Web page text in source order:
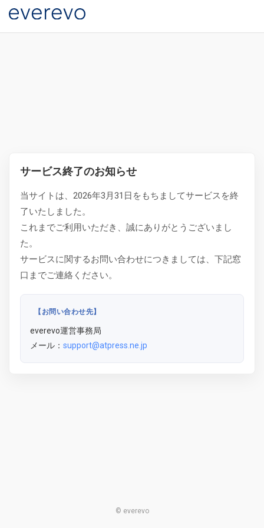
サービス終了のお知らせ
当サイトは、2026年3月31日をもちましてサービスを終
了いたしました。
これまでご利用いただき、誠にありがとうございまし
た。
サービスに関するお問い合わせにつきましては、下記窓
口までご連絡ください。
【お問い合わせ先】
everevo運営事務局
メール： support@atpress.ne.jp
© everevo